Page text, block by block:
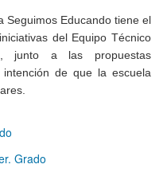
Seguimos Educando tiene el
del Equipo Técnico
junto a las propuestas
intención de que la escuela
Grado